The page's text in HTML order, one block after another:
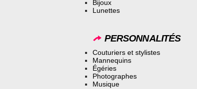
Bijoux
Lunettes
PERSONNALITÉS
Couturiers et stylistes
Mannequins
Égéries
Photographes
Musique